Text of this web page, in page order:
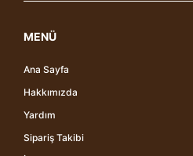
MENÜ
Ana Sayfa
Hakkımızda
Yardım
Sipariş Takibi